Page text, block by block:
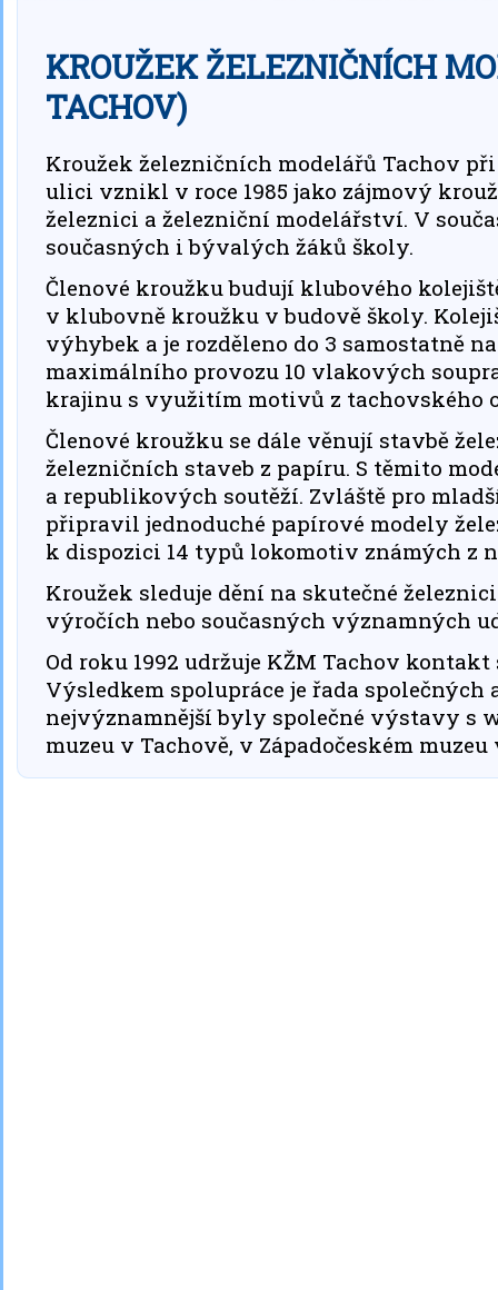
KROUŽEK ŽELEZNIČNÍCH
TACHOV)
Kroužek železničních modelářů Tachov
ulici vznikl v roce 1985 jako zájmový
železnici a železniční modelářství. V
současných i bývalých žáků školy.
Členové kroužku budují klubového
v klubovně kroužku v budově školy.
výhybek a je rozděleno do 3 samostatně
maximálního provozu 10 vlakových
krajinu s využitím motivů z tachovského
Členové kroužku se dále věnují stavbě
železničních staveb z papíru. S těmito
a republikových soutěží. Zvláště pro
připravil jednoduché papírové modely
k dispozici 14 typů lokomotiv známých z
Kroužek sleduje dění na skutečné
výročích nebo současných významných
Od roku 1992 udržuje KŽM Tachov
Výsledkem spolupráce je řada společných
nejvýznamnější byly společné výstavy s
muzeu v Tachově, v Západočeském